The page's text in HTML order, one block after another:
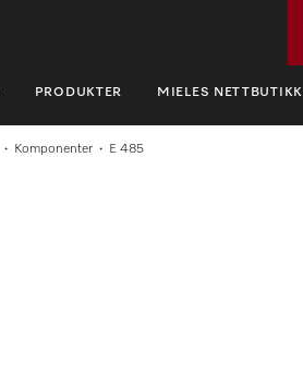
PRODUKTER MIELES NETTBUTIKK
Komponenter E 485